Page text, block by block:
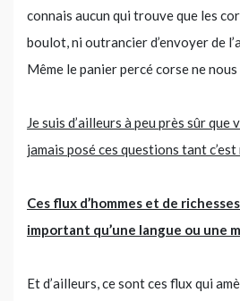
connais aucun qui trouve que les
boulot, ni outrancier d’envoyer de
Même le panier percé corse ne nous
Je suis d’ailleurs à peu près sûr que
jamais posé ces questions tant
Ces flux d’hommes et de
important qu’une langue ou une
Et d’ailleurs, ce sont ces flux qui